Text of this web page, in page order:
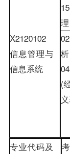
理
X2120102
信息管理与
信息系统
析
(
专业代码及